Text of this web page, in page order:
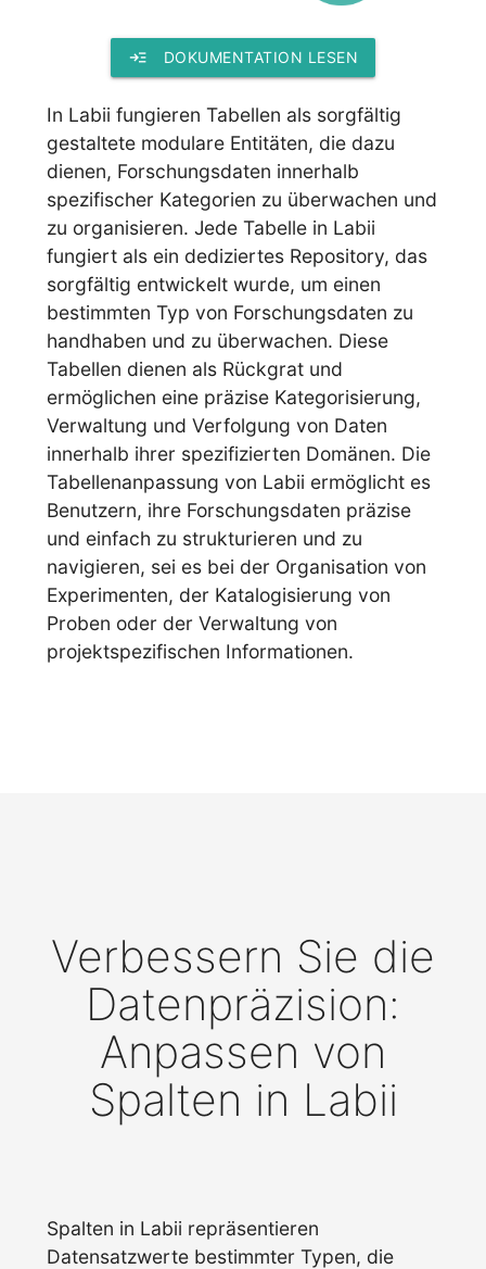
read_more DOKUMENTATION LESEN
In Labii fungieren Tabellen als sorgfältig
gestaltete modulare Entitäten, die dazu
dienen, Forschungsdaten innerhalb
spezifischer Kategorien zu überwachen und
zu organisieren. Jede Tabelle in Labii
fungiert als ein dediziertes Repository, das
sorgfältig entwickelt wurde, um einen
bestimmten Typ von Forschungsdaten zu
handhaben und zu überwachen. Diese
Tabellen dienen als Rückgrat und
ermöglichen eine präzise Kategorisierung,
Verwaltung und Verfolgung von Daten
innerhalb ihrer spezifizierten Domänen. Die
Tabellenanpassung von Labii ermöglicht es
Benutzern, ihre Forschungsdaten präzise
und einfach zu strukturieren und zu
navigieren, sei es bei der Organisation von
Experimenten, der Katalogisierung von
Proben oder der Verwaltung von
projektspezifischen Informationen.
Verbessern Sie die
Datenpräzision:
Anpassen von
Spalten in Labii
Spalten in Labii repräsentieren
Datensatzwerte bestimmter Typen, die